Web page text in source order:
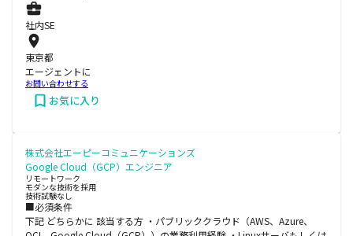
社内SE
東京都
エージェントに
お問い合わせする
お気に入り
株式会社エーピーコミュニケーションズ
Google Cloud（GCP）エンジニア
リモートワーク
モダンな技術を採用
技術試験なし
■必須条件
下記 どちらかに 該当する方 ・パブリッククラウド（AWS、Azure、